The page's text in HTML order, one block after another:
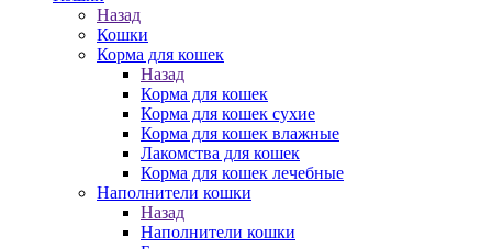
Назад
Кошки
Корма для кошек
Назад
Корма для кошек
Корма для кошек сухие
Корма для кошек влажные
Лакомства для кошек
Корма для кошек лечебные
Наполнители кошки
Назад
Наполнители кошки